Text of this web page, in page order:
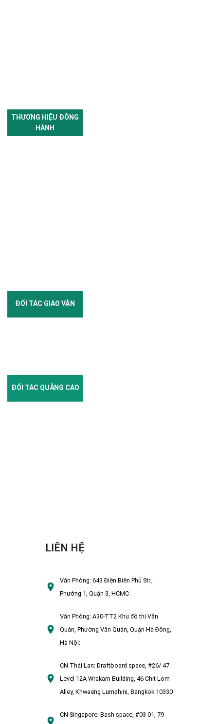
THƯƠNG HIỆU ĐỒNG
HÀNH
ĐỐI TÁC GIAO VẬN
ĐỐI TÁC QUẢNG CÁO
LIÊN HỆ
Văn Phòng:643 Điện Biên Phủ Str.,
Phường 1, Quận 3, HCMC
Văn Phòng:A30-TT2 Khu đô thị Văn
Quán, Phường Văn Quán, Quận Hà Đông,
Hà Nội;
CN Thái Lan: Draftboard space, #26/-47
Level 12A Wrakarn Building, 46 Chit Lom
Alley, Khwaeng Lumphini, Bangkok 10330
CN Singapore: Bash space, #03-01, 79